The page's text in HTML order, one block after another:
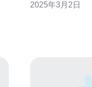
多的流量和潜在
2025年3月2日